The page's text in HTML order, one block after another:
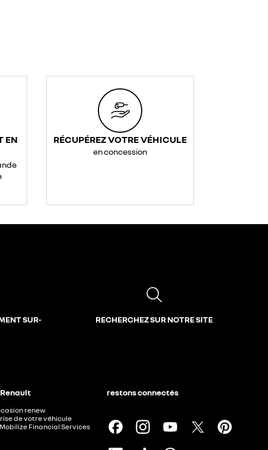
EN
RÉCUPÉREZ VOTRE VÉHICULE
en concession
SUR-
RECHERCHEZ SUR NOTRE SITE
renew
de votre véhicule
Financial Services
restons connectés